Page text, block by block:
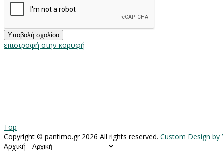
επιστροφή στην κορυφή
Top
Copyright © pantimo.gr2026 All rights reserved. Custom Design by
Αρχική